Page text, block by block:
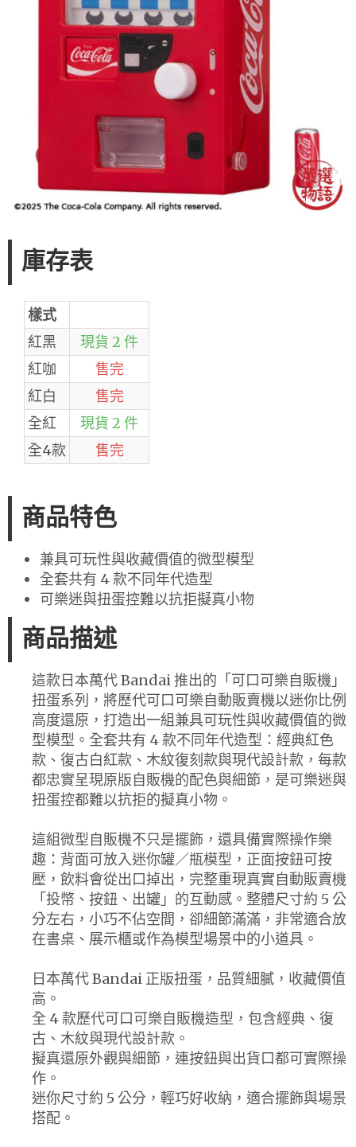
庫存表
樣式
紅黑
現貨 2 件
紅咖
售完
紅白
售完
全紅
現貨 2 件
全4款
售完
商品特色
兼具可玩性與收藏價值的微型模型
全套共有 4 款不同年代造型
可樂迷與扭蛋控難以抗拒擬真小物
商品描述
這款日本萬代 Bandai 推出的「可口可樂自販機」
扭蛋系列，將歷代可口可樂自動販賣機以迷你比例
高度還原，打造出一組兼具可玩性與收藏價值的微
型模型。全套共有 4 款不同年代造型：經典紅色
款、復古白紅款、木紋復刻款與現代設計款，每款
都忠實呈現原版自販機的配色與細節，是可樂迷與
扭蛋控都難以抗拒的擬真小物。
這組微型自販機不只是擺飾，還具備實際操作樂
趣：背面可放入迷你罐／瓶模型，正面按鈕可按
壓，飲料會從出口掉出，完整重現真實自動販賣機
「投幣、按鈕、出罐」的互動感。整體尺寸約 5 公
分左右，小巧不佔空間，卻細節滿滿，非常適合放
在書桌、展示櫃或作為模型場景中的小道具。
日本萬代 Bandai 正版扭蛋，品質細膩，收藏價值
高。
全 4 款歷代可口可樂自販機造型，包含經典、復
古、木紋與現代設計款。
擬真還原外觀與細節，連按鈕與出貨口都可實際操
作。
迷你尺寸約 5 公分，輕巧好收納，適合擺飾與場景
搭配。